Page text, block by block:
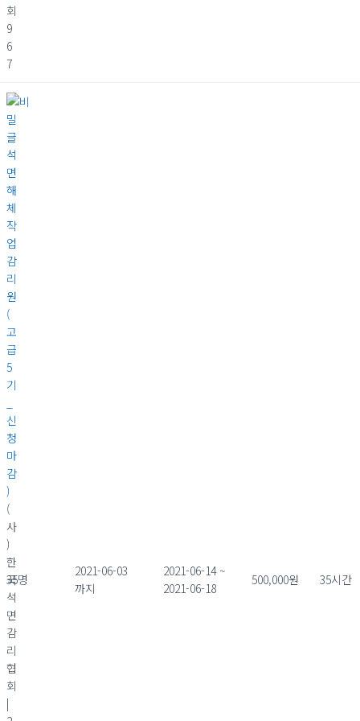
회
9
6
7
석
면
해
체
작
업
감
리
원
(
고
급
5
기
신
청
마
감
)
(
사
)
한
국
석
면
감
리
협
회
|
35명
2021-06-03
까지
2021-06-14 ~
2021-06-18
500,000원 35시간